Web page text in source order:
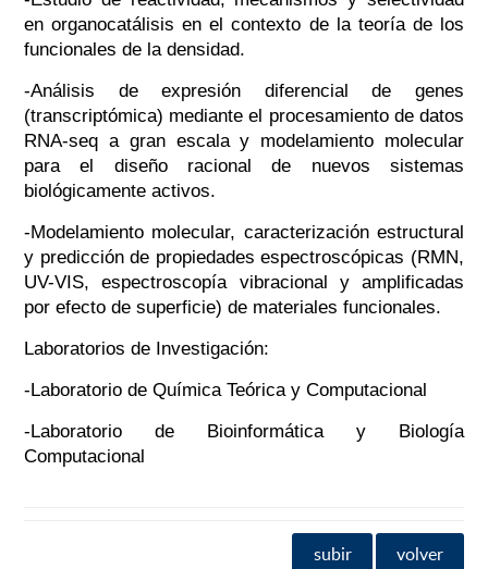
en organocatálisis en el contexto de la teoría de los
funcionales de la densidad.
-Análisis de expresión diferencial de genes
(transcriptómica) mediante el procesamiento de datos
RNA-seq a gran escala y modelamiento molecular
para el diseño racional de nuevos sistemas
biológicamente activos.
-Modelamiento molecular, caracterización estructural
y predicción de propiedades espectroscópicas (RMN,
UV-VIS, espectroscopía vibracional y amplificadas
por efecto de superficie) de materiales funcionales.
Laboratorios de Investigación:
-Laboratorio de Química Teórica y Computacional
-Laboratorio de Bioinformática y Biología
Computacional
subir volver